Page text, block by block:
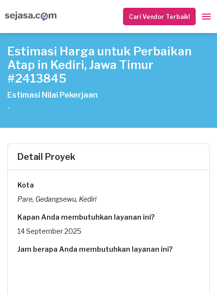
Cari Vendor Terbaik!
Estimasi Harga untuk Perbaikan
Atap in Kediri, Jawa Timur
#2413845
Estimasi Nilai Pekerjaan
-
Detail Proyek
Kota
Pare, Gedangsewu, Kediri
Kapan Anda membutuhkan layanan ini?
14 September 2025
Jam berapa Anda membutuhkan layanan ini?